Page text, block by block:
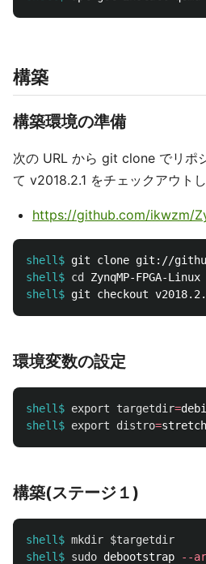
構築
構築環境の準備
次の URL から git clone でリポ
て v2018.2.1 をチェックアウトし
https://github.com/ikwzm/
shell$
shell$ cd
shell$
環境変数の設定
shell$ export targetdir=
shell$ export distro=
構築(ステージ１)
shell$ mkdir $targetdir
shell$ sudo debootstrap --